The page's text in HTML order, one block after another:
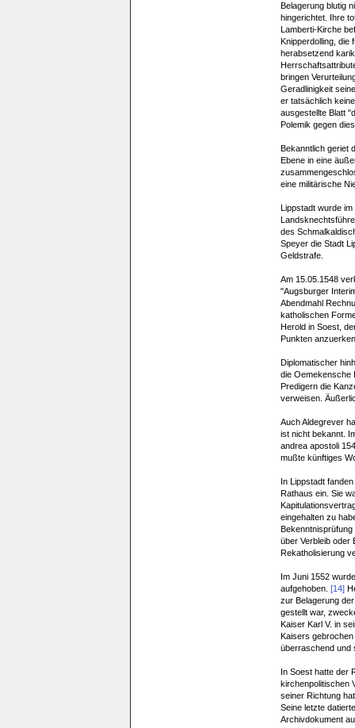
Belagerung blutig
hingerichtet. Ihre
Lamberti-Kirche
Knipperdolling, die
herabsetzend
bringen
Geradlinigkeit
er tatsächlich
ausgestellte Blatt
Polemik gegen
Bekanntlich geriet
Ebene in eine
eine militärische
Lippstadt wurde
des
Speyer die Stadt
Geldstrafe.
Am 15.05.1548
"Augsburger
Abendmahl
katholischen
Herold in Soest,
Punkten
Diplomatischer
die Oemekensche
Predigern die
verweisen.
Auch Aldegrever
ist nicht bekannt.
andrea apostoli
mußte künftiges
In Lippstadt
Rathaus ein. Sie
eingehalten zu
über Verbleib oder
Rekatholisierung
Im Juni 1552
aufgehoben. [14]
zur Belagerung
gestellt war,
Kaiser Karl V. in
Kaisers
überraschend und
In Soest hatte der
kirchenpolitischen
seiner Richtung
Seine letzte
Archivdokument